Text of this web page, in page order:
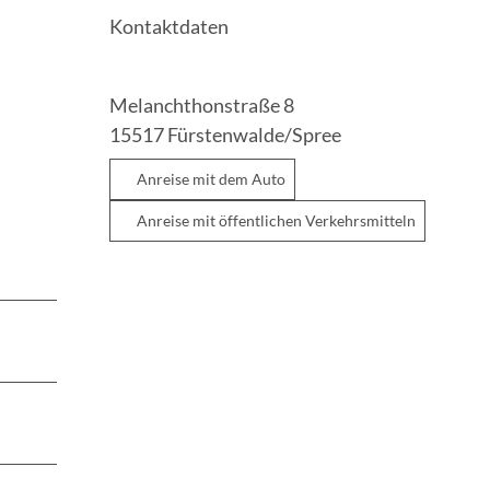
Kontaktdaten
Melanchthonstraße 8
15517Fürstenwalde/Spree
Anreise mit dem Auto
Anreise mit öffentlichen Verkehrsmitteln